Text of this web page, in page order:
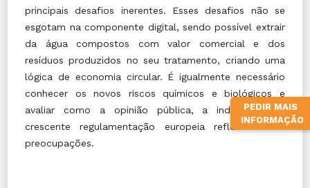
PEDIR MAIS
INFORMAÇÃO
principais desafios inerentes. Esses desafios não se
esgotam na componente digital, sendo possível extrair
da água compostos com valor comercial e dos
resíduos produzidos no seu tratamento, criando uma
lógica de economia circular. É igualmente necessário
conhecer os novos riscos químicos e biológicos e
avaliar como a opinião pública, a indústria e a
crescente regulamentação europeia refletirá essas
preocupações.